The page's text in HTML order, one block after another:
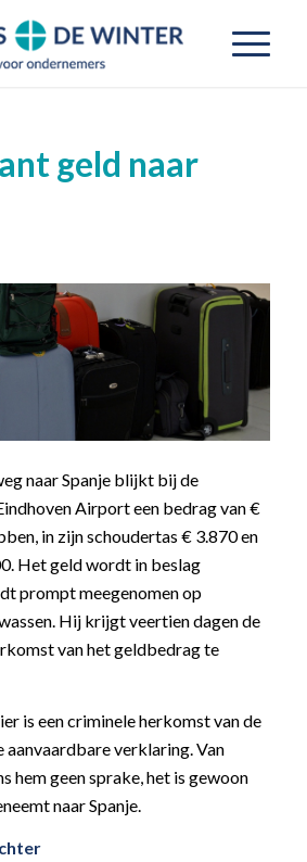
geld naar
naar Spanje blijkt bij de
Airport een bedrag van €
in zijn schoudertas € 3.870 en
Het geld wordt in beslag
prompt meegenomen op
Hij krijgt veertien dagen de
van het geldbedrag te
is een criminele herkomst van de
aanvaardbare verklaring. Van
hem geen sprake, het is gewoon
naar Spanje.